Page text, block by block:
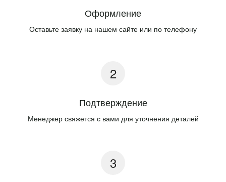
Оформление
Оставьте заявку на нашем сайте или по телефону
Подтверждение
Менеджер свяжется с вами для уточнения деталей